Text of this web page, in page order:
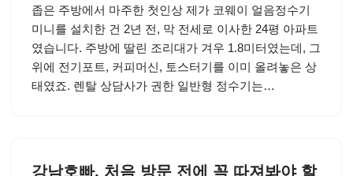
좁은 주방에서 마주한 첫인상 제가 코웨이 얼음정수기
미니를 설치한 건 2년 전, 막 전세로 이사한 24평 아파트
였습니다. 주방에 딸린 조리대가 겨우 1.8미터였는데, 그
위에 전기포트, 커피머신, 토스터기를 이미 올려놓은 상
태였죠. 렌탈 상담사가 권한 일반형 정수기는…
강남호빠, 처음 방문 전에 꼭 따져봐야 할